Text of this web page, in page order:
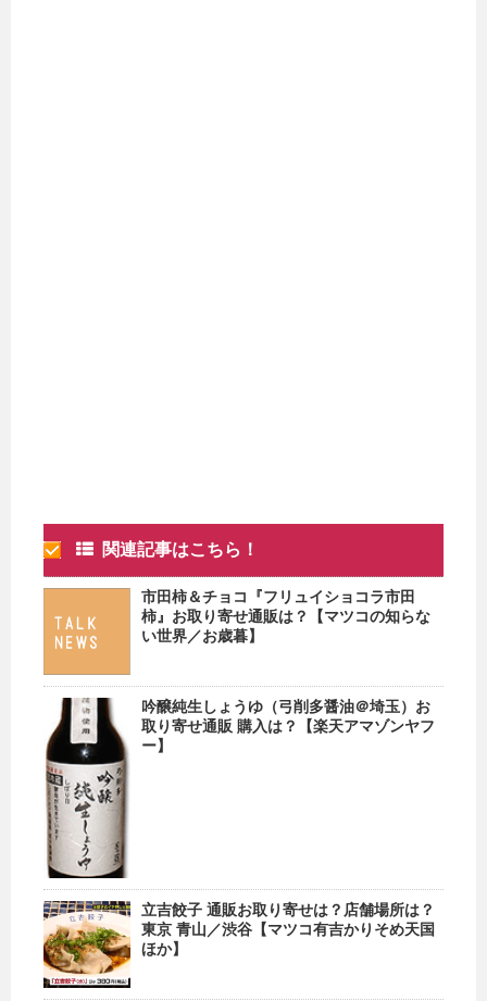
関連記事はこちら！
市田柿＆チョコ『フリュイショコラ市田
柿』お取り寄せ通販は？【マツコの知らな
い世界／お歳暮】
吟醸純生しょうゆ（弓削多醤油＠埼玉）お
取り寄せ通販 購入は？【楽天アマゾンヤフ
ー】
立吉餃子 通販お取り寄せは？店舗場所は？
東京 青山／渋谷【マツコ有吉かりそめ天国
ほか】